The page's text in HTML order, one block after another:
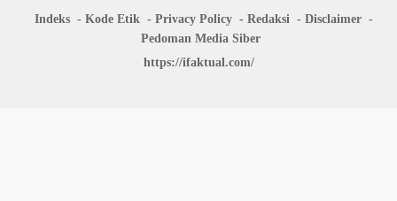
Indeks Kode Etik Privacy Policy Redaksi
Disclaimer
Pedoman Media Siber
https://ifaktual.com/